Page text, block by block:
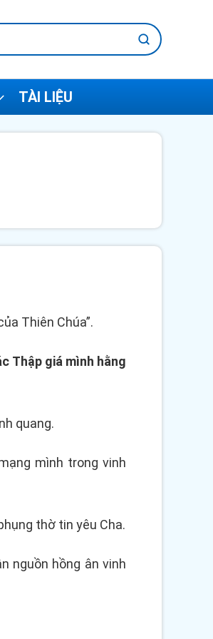
TÀI LIỆU
Thiên Chúa”.
Thập giá mình hằng
quang.
mình trong vinh
thờ tin yêu Cha.
nguồn hồng ân vinh